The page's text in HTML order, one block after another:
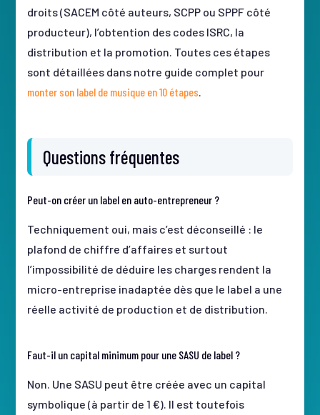
droits (SACEM côté auteurs, SCPP ou SPPF côté
producteur), l’obtention des codes ISRC, la
distribution et la promotion. Toutes ces étapes
sont détaillées dans notre guide complet pour
monter son label de musique en 10 étapes.
Questions fréquentes
Peut-on créer un label en auto-entrepreneur ?
Techniquement oui, mais c’est déconseillé : le
plafond de chiffre d’affaires et surtout
l’impossibilité de déduire les charges rendent la
micro-entreprise inadaptée dès que le label a une
réelle activité de production et de distribution.
Faut-il un capital minimum pour une SASU de label ?
Non. Une SASU peut être créée avec un capital
symbolique (à partir de 1 €). Il est toutefois